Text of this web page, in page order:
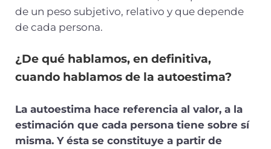
de un peso subjetivo, relativo y que depende
de cada persona.
¿De qué hablamos, en definitiva,
cuando hablamos de la autoestima?
La autoestima hace referencia al valor, a la
estimación que cada persona tiene sobre sí
misma. Y ésta se constituye a partir de